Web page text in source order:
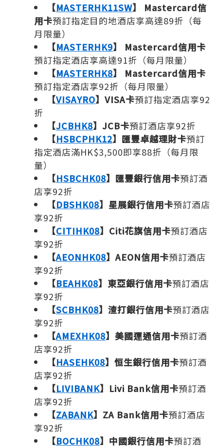
【MASTERHK11SW】
Mastercard信
用卡預訂指定目的地酒店享高達89折（每
月限量）
【MASTERHK9】
Mastercard信用卡
預訂指定酒店享高達91折（每月限量）
【MASTERHK8】
Mastercard信用卡
預訂指定酒店享92折（每月限量）
【VISAYRO】VISA卡預訂指定酒店享92
折
【JCBHK8】JCB卡預訂酒店享92折
【HSBCPHK12】匯豐卓越理財卡預訂
指定酒店滿HK$3,500即享88折（每月限
量）
【HSBCHK08】匯豐銀行信用卡預訂酒
店享92折
【DBSHK08】星展銀行信用卡預訂酒店
享92折
【CITIHK08】Citi花旗信用卡預訂酒店
享92折
【AEONHK08】AEON信用卡預訂酒店
享92折
【BEAHK08】東亞銀行信用卡預訂酒店
享92折
【SCBHK08】渣打銀行信用卡預訂酒店
享92折
【AMEXHK08】美國運通信用卡預訂酒
店享92折
【HASEHK08】恒生銀行信用卡預訂酒
店享92折
【LIVIBANK】Livi Bank信用卡預訂酒
店享92折
【ZABANK】ZA Bank信用卡預訂酒店
享92折
【BOCHK08】中國銀行信用卡預訂酒